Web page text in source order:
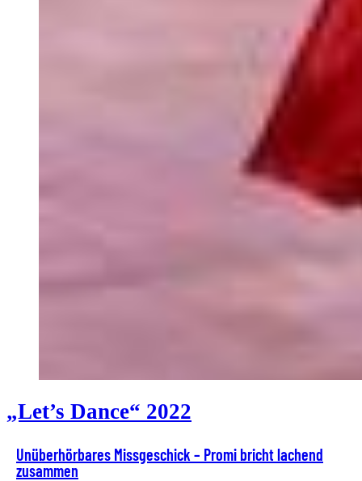
„Let’s Dance“ 2022
Unüberhörbares Missgeschick – Promi bricht lachend
zusammen